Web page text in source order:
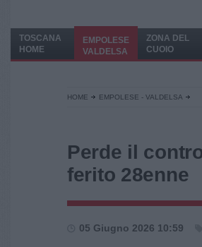
TOSCANA
HOME
EMPOLESE
VALDELSA
ZONA DEL
CUOIO
HOME EMPOLESE - VALDELSA
Perde il
ferito 28enne
05 Giugno 2026 10:59